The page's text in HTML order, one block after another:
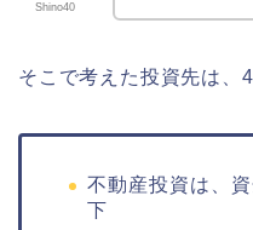
Shino40
そこで考えた投資先は、4
不動産投資は、
下